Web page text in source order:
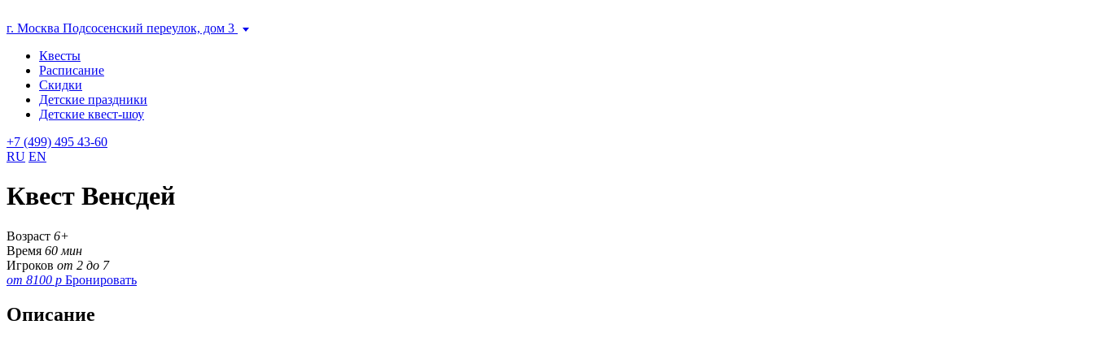
г. Москва Подсосенский переулок, дом 3
Квесты
Расписание
Скидки
Детские праздники
Детские квест-шоу
+7 (499) 495 43-60
RU EN
Квест Венсдей
Возраст 6+
Время 60 мин
Игроков от 2 до 7
от 8100 р Бронировать
Описание